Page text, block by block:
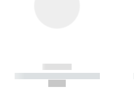
------------
----------- ----------- -----------